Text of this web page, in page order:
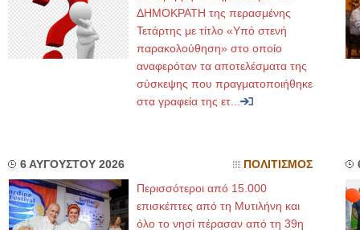
ΔΗΜΟΚΡΑΤΗ της περασμένης
Τετάρτης με τίτλο «Υπό στενή
παρακολούθηση» στο οποίο
αναφερόταν τα αποτελέσματα της
σύσκεψης που πραγματοποιήθηκε
στα γραφεία της ετ...
6 ΑΥΓΟΥΣΤΟΥ 2026 ΠΟΛΙΤΙΣΜΟΣ
Περισσότεροι από 15.000
επισκέπτες από τη Μυτιλήνη και
όλο το νησί πέρασαν από τη 39η